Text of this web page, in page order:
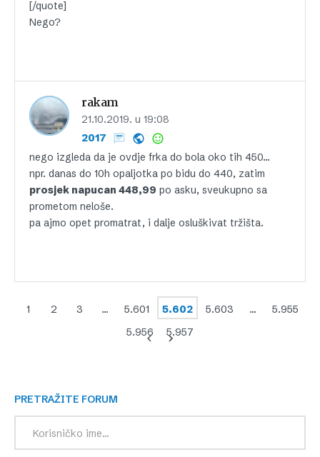
[/quote]
Nego?
rakam
21.10.2019. u 19:08
2017
nego izgleda da je ovdje frka do bola oko tih 450…
npr. danas do 10h opaljotka po bidu do 440, zatim
prosjek napucan 448,99 po asku, sveukupno sa
prometom neloše.
pa ajmo opet promatrat, i dalje osluškivat tržišta.
1 2 3 … 5.601 5.602 5.603 …
5.955
5.956
5.957
PRETRAŽITE FORUM